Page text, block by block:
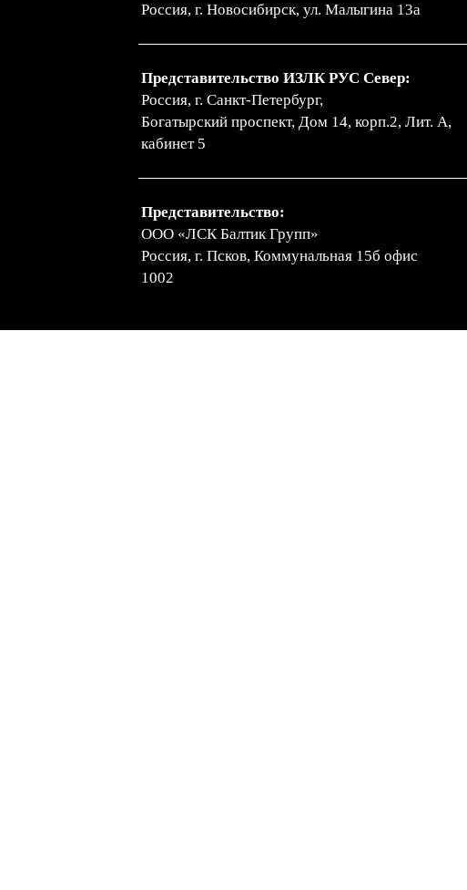
Россия, г. Новосибирск, ул. Малыгина 13а
Представительство ИЗЛК РУС Север:
Россия, г. Санкт-Петербург,
Богатырский проспект, Дом 14, корп.2, Лит. А,
кабинет 5
Представительство:
ООО «ЛСК Балтик Групп»
Россия, г. Псков, Коммунальная 15б офис
1002